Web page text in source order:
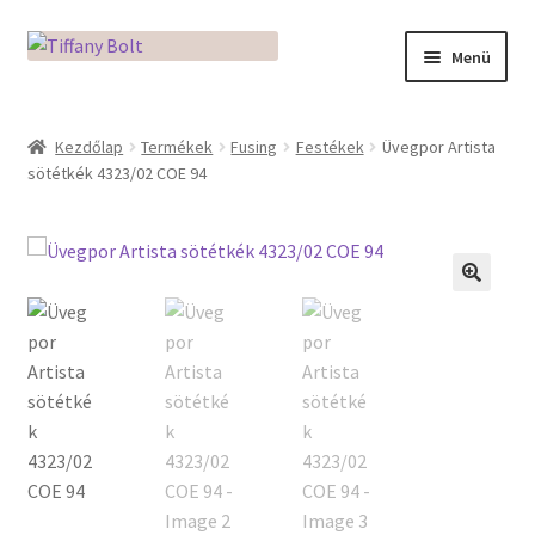
Ugrás
Kilépés
Menü
Adatkezelési tájékoztató
Az üveg világa / Workshopok
Ékszerkészítés Mikróban
Fusingkemence beüzemelése
Hogyan használd a Mikro Boxot
Mozaik készítés
Kezdőlap Termékek Fusing Festékek
Üvegpor Artista
sötétkék 4323/02 COE 94